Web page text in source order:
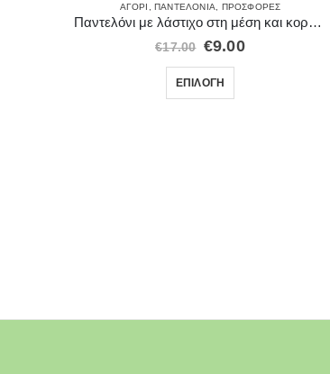
ΑΓΌΡΙ ,ΠΑΝΤΕΛΌΝΙΑ ΠΡΟΣΦΟΡΈΣ
Παντελόνι με λάστιχο στη μέση και κορδόνι 28219
€17.00 €9.00
ΕΠΙΛΟΓΉ